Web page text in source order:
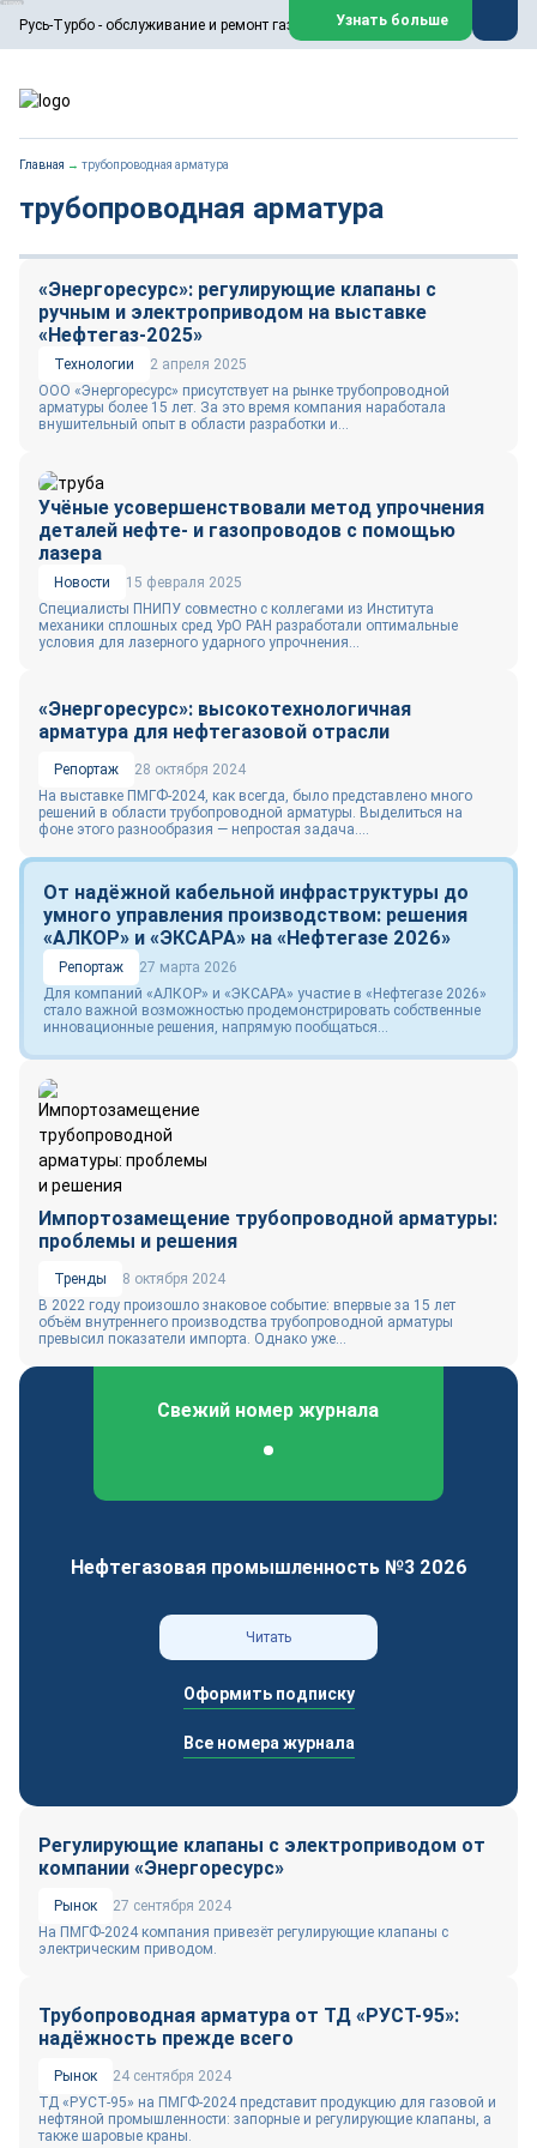
Русь-Турбо - обслуживание и ремонт газовых паровых турбин
ООО «Русь-Турбо» занимается сервисом газовых и паровых
турбин, комплексным ремонтом, восстановлением,
техническим обслуживанием оборудования ТЭС,
работают на нефтегазовых, нефтехимических,
металлургических и других предприятиях.
Реклама. ООО «Русь-Турбо», ИНН 7802588950
Перейти на сайт
Узнать больше
Главная → трубопроводная арматура
трубопроводная арматура
«Энергоресурс»: регулирующие клапаны с
ручным и электроприводом на выставке
«Нефтегаз-2025»
Технологии
2 апреля 2025
ООО «Энергоресурс» присутствует на рынке трубопроводной
арматуры более 15 лет. За это время компания наработала
внушительный опыт в области разработки и...
Учёные усовершенствовали метод упрочнения
деталей нефте- и газопроводов с помощью
лазера
Новости
15 февраля 2025
Специалисты ПНИПУ совместно с коллегами из Института
механики сплошных сред УрО РАН разработали оптимальные
условия для лазерного ударного упрочнения...
«Энергоресурс»: высокотехнологичная
арматура для нефтегазовой отрасли
Репортаж
28 октября 2024
На выставке ПМГФ-2024, как всегда, было представлено много
решений в области трубопроводной арматуры. Выделиться на
фоне этого разнообразия — непростая задача....
От надёжной кабельной инфраструктуры до
умного управления производством: решения
«АЛКОР» и «ЭКСАРА» на «Нефтегазе 2026»
Репортаж
27 марта 2026
Для компаний «АЛКОР» и «ЭКСАРА» участие в «Нефтегазе 2026»
стало важной возможностью продемонстрировать собственные
инновационные решения, напрямую пообщаться...
Импортозамещение трубопроводной арматуры:
проблемы и решения
Тренды
8 октября 2024
В 2022 году произошло знаковое событие: впервые за 15 лет
объём внутреннего производства трубопроводной арматуры
превысил показатели импорта. Однако уже...
Свежий номер журнала
Нефтегазовая промышленность №3 2026
Читать
Оформить подписку
Все номера журнала
Регулирующие клапаны с электроприводом от
компании «Энергоресурс»
Рынок
27 сентября 2024
На ПМГФ-2024 компания привезёт регулирующие клапаны с
электрическим приводом.
Трубопроводная арматура от ТД «РУСТ-95»:
надёжность прежде всего
Рынок
24 сентября 2024
ТД «РУСТ-95» на ПМГФ-2024 представит продукцию для газовой и
нефтяной промышленности: запорные и регулирующие клапаны, а
также шаровые краны.